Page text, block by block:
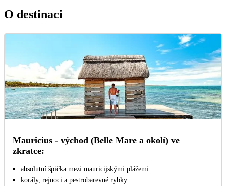
O destinaci
Mauricius - východ (Belle Mare a okolí) ve
zkratce:
absolutní špička mezi mauricijskými plážemi
korály, rejnoci a pestrobarevné rybky